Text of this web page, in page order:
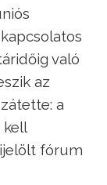
való
az
a
kell
fórum